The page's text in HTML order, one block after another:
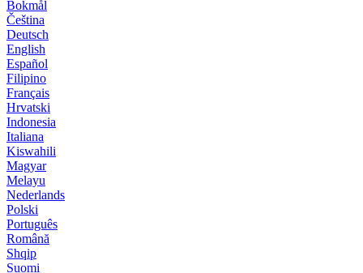
Bokmål
Čeština
Deutsch
English
Español
Filipino
Français
Hrvatski
Indonesia
Italiana
Kiswahili
Magyar
Melayu
Nederlands
Polski
Português
Română
Shqip
Suomi